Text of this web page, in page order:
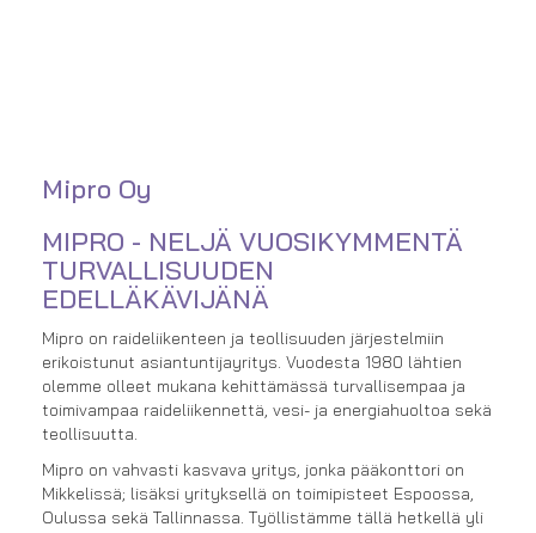
Mipro Oy
MIPRO - NELJÄ VUOSIKYMMENTÄ
TURVALLISUUDEN
EDELLÄKÄVIJÄNÄ
Mipro on raideliikenteen ja teollisuuden järjestelmiin
erikoistunut asiantuntijayritys. Vuodesta 1980 lähtien
olemme olleet mukana kehittämässä turvallisempaa ja
toimivampaa raideliikennettä, vesi- ja energiahuoltoa sekä
teollisuutta.
Mipro on vahvasti kasvava yritys, jonka pääkonttori on
Mikkelissä; lisäksi yrityksellä on toimipisteet Espoossa,
Oulussa sekä Tallinnassa. Työllistämme tällä hetkellä yli